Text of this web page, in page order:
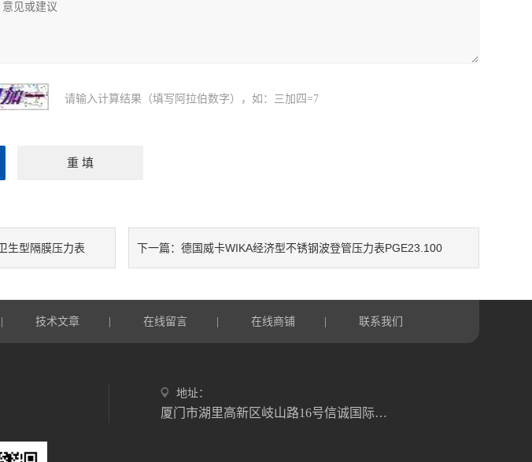
请输入计算结果（填写阿拉伯数字），如：三加四=7
生型隔膜压力表 下一篇：德国威卡WIKA经济型不锈钢波登管压力表PGE23.100
技术文章 在线留言 在线商铺 联系我们
地址：
厦门市湖里高新区岐山路16号信诚国际大厦1号楼822室